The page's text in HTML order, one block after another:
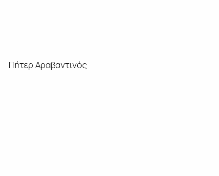
Πήτερ Αραβαντινός